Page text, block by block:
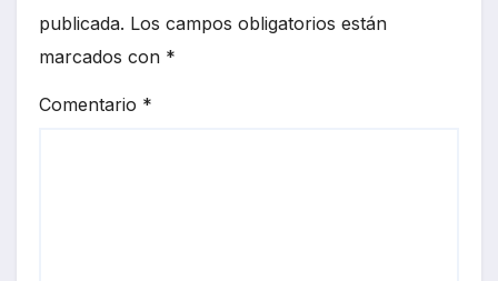
publicada. Los campos obligatorios están
marcados con *
Comentario *